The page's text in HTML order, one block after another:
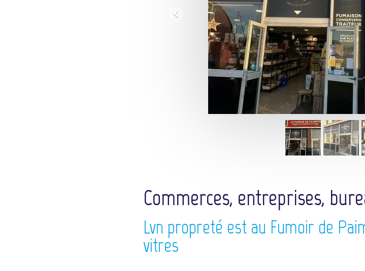
Commerces, entreprises,
Lvn propreté est au Fumoir de
vitres